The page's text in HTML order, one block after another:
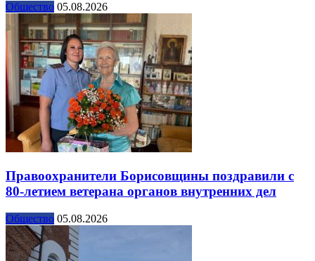
Общество 05.08.2026
Правоохранители Борисовщины поздравили с
80-летием ветерана органов внутренних дел
Общество 05.08.2026